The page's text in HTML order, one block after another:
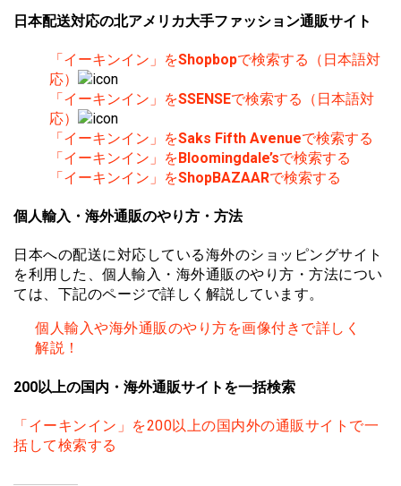
日本配送対応の北アメリカ大手ファッション通販サイト
「イーキンイン」をShopbopで検索する（日本語対
応）
「イーキンイン」をSSENSEで検索する（日本語対
応）
「イーキンイン」をSaks Fifth Avenueで検索する
「イーキンイン」をBloomingdale’sで検索する
「イーキンイン」をShopBAZAARで検索する
個人輸入・海外通販のやり方・方法
日本への配送に対応している海外のショッピングサイト
を利用した、個人輸入・海外通販のやり方・方法につい
ては、下記のページで詳しく解説しています。
個人輸入や海外通販のやり方を画像付きで詳しく
解説！
200以上の国内・海外通販サイトを一括検索
「イーキンイン」を200以上の国内外の通販サイトで一
括して検索する